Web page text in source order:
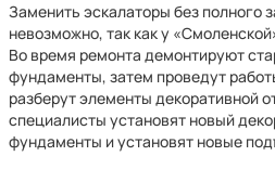
Заменить эскалаторы без полного
невозможно, так как у
Во время ремонта демонтируют
фундаменты, затем проведут
разберут элементы декоративной
специалисты установят новый
фундаменты и установят новые